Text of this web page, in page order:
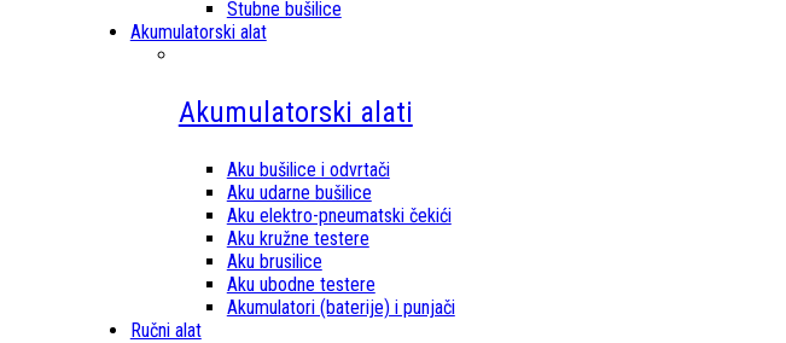
Stubne bušilice
Akumulatorski alat
Akumulatorski alati
Aku bušilice i odvrtači
Aku udarne bušilice
Aku elektro-pneumatski čekići
Aku kružne testere
Aku brusilice
Aku ubodne testere
Akumulatori (baterije) i punjači
Ručni alat